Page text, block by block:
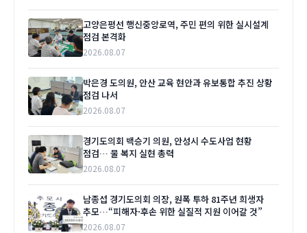
고양은평선 행신중앙로역, 주민 편의 위한 실시설계
점검 본격화
2026.08.07
박은경 도의원, 안산 교육 현안과 유보통합 추진 상황
점검 나서
2026.08.07
경기도의회 백승기 의원, 안성시 수도사업 현황
점검… 물 복지 실현 총력
2026.08.07
남종섭 경기도의회 의장, 원폭 투하 81주년 희생자
추모…“피해자·후손 위한 실질적 지원 이어갈 것”
2026.08.07